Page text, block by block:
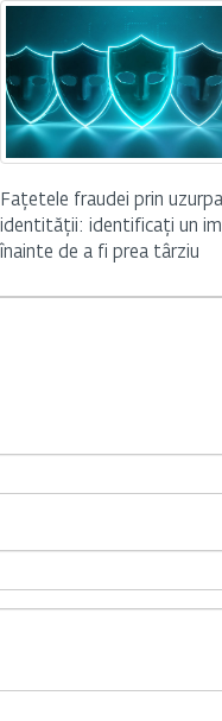
Fațetele fraudei prin
identității: identificați un
înainte de a fi prea târziu